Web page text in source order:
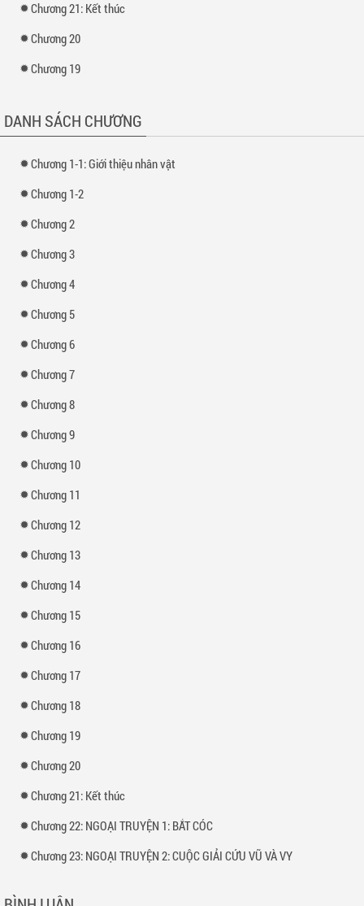
Chương 21: Kết thúc
Chương 20
Chương 19
DANH SÁCH CHƯƠNG
Chương 1-1: Giới thiệu nhân vật
Chương 1-2
Chương 2
Chương 3
Chương 4
Chương 5
Chương 6
Chương 7
Chương 8
Chương 9
Chương 10
Chương 11
Chương 12
Chương 13
Chương 14
Chương 15
Chương 16
Chương 17
Chương 18
Chương 19
Chương 20
Chương 21: Kết thúc
Chương 22: NGOẠI TRUYỆN 1: BẮT CÓC
Chương 23: NGOẠI TRUYỆN 2: CUỘC GIẢI CỨU VŨ VÀ VY